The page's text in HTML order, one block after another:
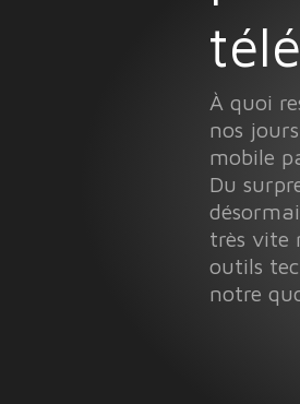
À quoi
nos
mobile
Du
très vite
outils
notre